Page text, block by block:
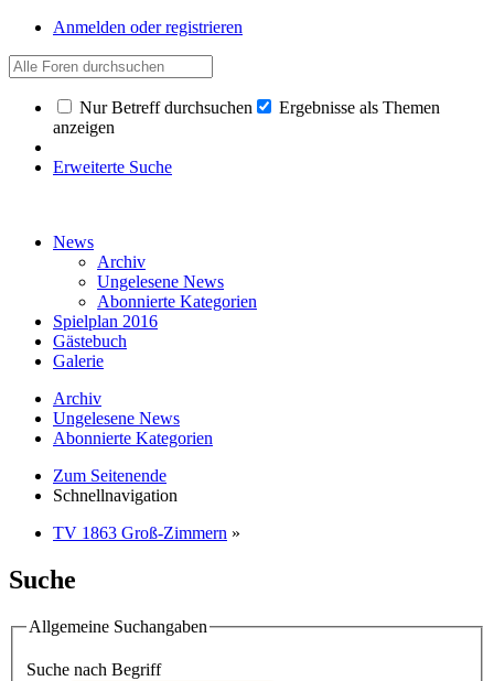
Anmelden oder registrieren
Nur Betreff durchsuchen
Ergebnisse als Themen
anzeigen
Erweiterte Suche
News
Archiv
Ungelesene News
Abonnierte Kategorien
Spielplan 2016
Gästebuch
Galerie
Archiv
Ungelesene News
Abonnierte Kategorien
Zum Seitenende
Schnellnavigation
TV 1863 Groß-Zimmern »
Suche
Allgemeine Suchangaben
Suche nach Begriff